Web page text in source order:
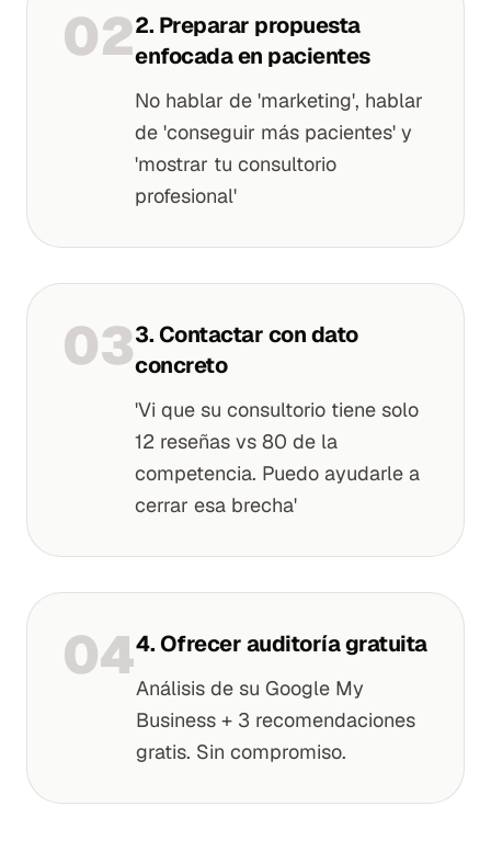
022. Preparar propuesta
enfocada en pacientes
No hablar de 'marketing', hablar
de 'conseguir más pacientes' y
'mostrar tu consultorio
profesional'
033. Contactar con dato
concreto
'Vi que su consultorio tiene solo
12 reseñas vs 80 de la
competencia. Puedo ayudarle a
cerrar esa brecha'
044. Ofrecer auditoría gratuita
Análisis de su Google My
Business + 3 recomendaciones
gratis. Sin compromiso.